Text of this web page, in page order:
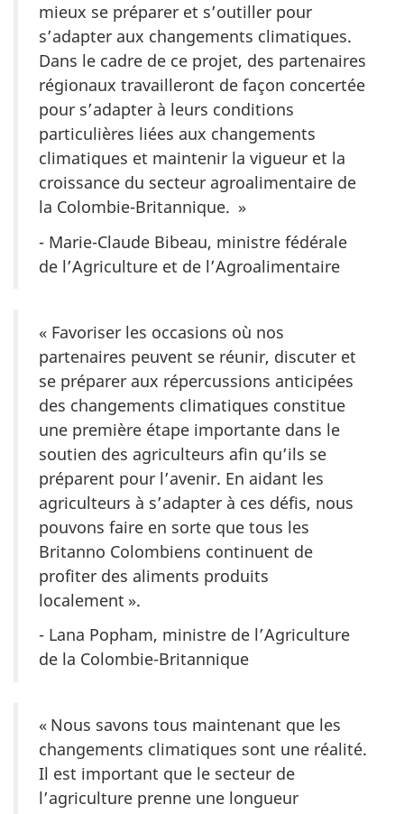
mieux se préparer et s’outiller pour
s’adapter aux changements climatiques.
Dans le cadre de ce projet, des partenaires
régionaux travailleront de façon concertée
pour s’adapter à leurs conditions
particulières liées aux changements
climatiques et maintenir la vigueur et la
croissance du secteur agroalimentaire de
la Colombie-Britannique. »
- Marie-Claude Bibeau, ministre fédérale
de l’Agriculture et de l’Agroalimentaire
« Favoriser les occasions où nos
partenaires peuvent se réunir, discuter et
se préparer aux répercussions anticipées
des changements climatiques constitue
une première étape importante dans le
soutien des agriculteurs afin qu’ils se
préparent pour l’avenir. En aidant les
agriculteurs à s’adapter à ces défis, nous
pouvons faire en sorte que tous les
Britanno Colombiens continuent de
profiter des aliments produits
localement ».
- Lana Popham, ministre de l’Agriculture
de la Colombie-Britannique
« Nous savons tous maintenant que les
changements climatiques sont une réalité.
Il est important que le secteur de
l’agriculture prenne une longueur